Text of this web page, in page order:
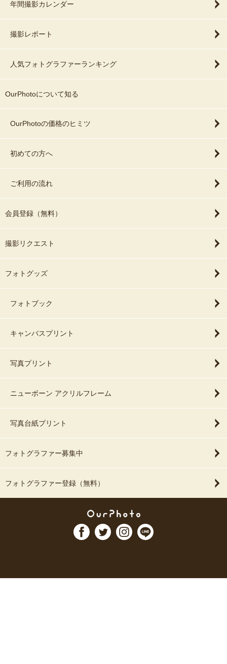
年間撮影カレンダー
撮影レポート
人気フォトグラファーランキング
OurPhotoについて知る
OurPhotoの価格のヒミツ
初めての方へ
ご利用の流れ
会員登録（無料）
撮影リクエスト
フォトグッズ
フォトブック
キャンバスプリント
写真プリント
ニューボーン アクリルフレーム
写真台紙プリント
フォトグラファー募集中
フォトグラファー登録（無料）